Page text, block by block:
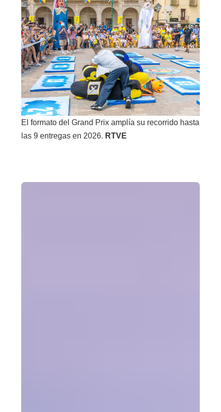
El formato del Grand Prix amplía su recorrido hasta
las 9 entregas en 2026. RTVE